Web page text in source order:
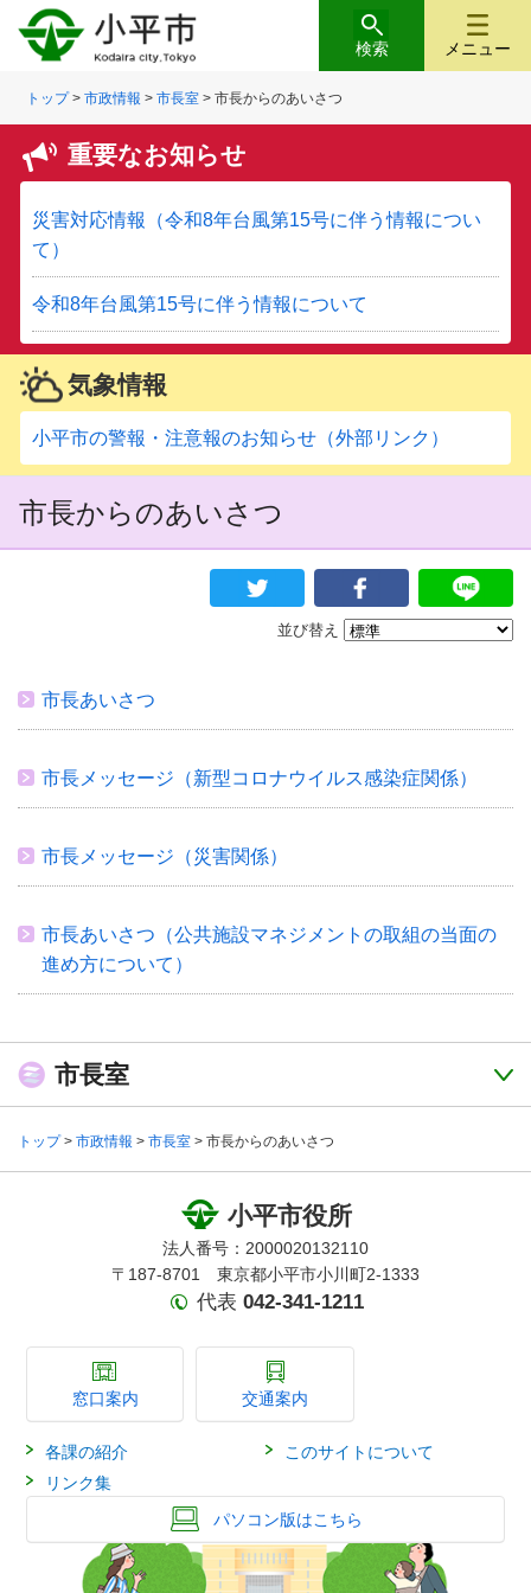
メニュー
検索
トップ>市政情報 >市長室 > 市長からのあいさつ
重要なお知らせ
災害対応情報（令和8年台風第15号に伴う情報につい
て）
令和8年台風第15号に伴う情報について
気象情報
小平市の警報・注意報のお知らせ（外部リンク）
市長からのあいさつ
並び替え
市長あいさつ
市長メッセージ（新型コロナウイルス感染症関係）
市長メッセージ（災害関係）
市長あいさつ（公共施設マネジメントの取組の当面の
進め方について）
市長室
トップ> 市政情報 > 市長室 > 市長からのあいさつ
小平市役所
法人番号：2000020132110
〒187-8701 東京都小平市小川町2-1333
代表 042-341-1211
窓口案内 交通案内
各課の紹介
このサイトについて
リンク集
パソコン版はこちら